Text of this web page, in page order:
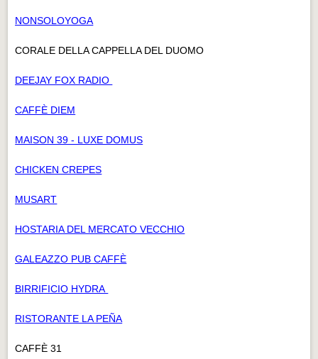
NONSOLOYOGA
CORALE DELLA CAPPELLA DEL DUOMO
DEEJAY FOX RADIO
CAFFÈ DIEM
MAISON 39 - LUXE DOMUS
CHICKEN CREPES
MUSART
HOSTARIA DEL MERCATO VECCHIO
GALEAZZO PUB CAFFÈ
BIRRIFICIO HYDRA
RISTORANTE LA PEÑA
CAFFÈ 31